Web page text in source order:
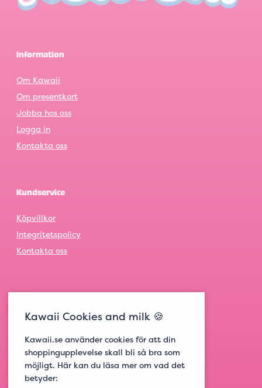
Information
Om Kawaii
Om presentkort
Jobba hos oss
Logga in
Kontakta oss
Kundservice
Köpvillkor
Integritetspolicy
Kontakta oss
Göteborg
Stockholm
Malmö
Kawaii Cookies and milk 🍪
Kawaii.se använder cookies för att din
shoppingupplevelse skall bli så bra som
möjligt. Här kan du läsa mer om vad det
betyder: